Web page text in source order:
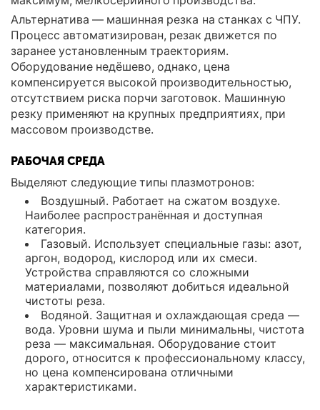
Альтернатива — машинная резка на станках с ЧПУ.
Процесс автоматизирован, резак движется по
заранее установленным траекториям.
Оборудование недёшево, однако, цена
компенсируется высокой производительностью,
отсутствием риска порчи заготовок. Машинную
резку применяют на крупных предприятиях, при
массовом производстве.
РАБОЧАЯ СРЕДА
Выделяют следующие типы плазмотронов:
Воздушный. Работает на сжатом воздухе.
Наиболее распространённая и доступная
категория.
Газовый. Использует специальные газы: азот,
аргон, водород, кислород или их смеси.
Устройства справляются со сложными
материалами, позволяют добиться идеальной
чистоты реза.
Водяной. Защитная и охлаждающая среда —
вода. Уровни шума и пыли минимальны, чистота
реза — максимальная. Оборудование стоит
дорого, относится к профессиональному классу,
но цена компенсирована отличными
характеристиками.